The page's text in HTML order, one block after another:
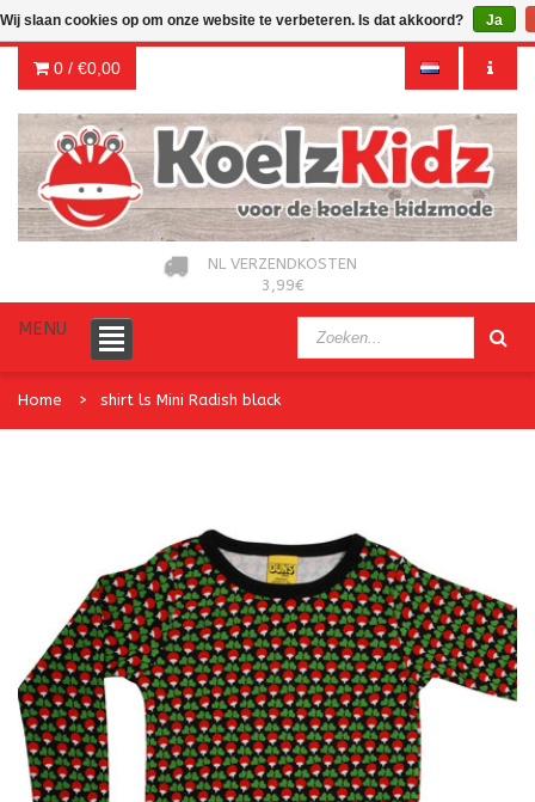
0 / €0,00
NL VERZENDKOSTEN
3,99€
MENU
Home shirt ls Mini Radish black
Wij slaan cookies op om onze website te verbeteren. Is dat akkoord? Ja